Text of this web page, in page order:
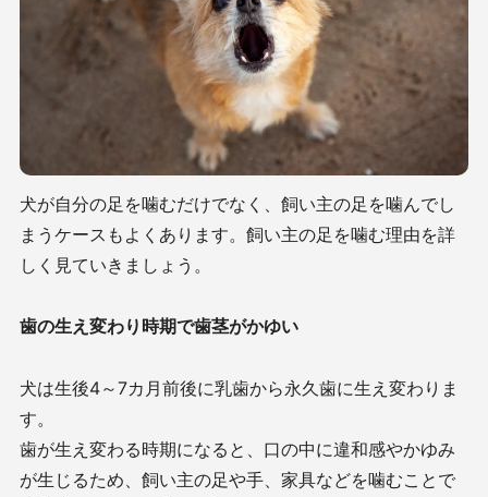
犬が自分の足を噛むだけでなく、飼い主の足を噛んでし
まうケースもよくあります。飼い主の足を噛む理由を詳
しく見ていきましょう。
歯の生え変わり時期で歯茎がかゆい
犬は生後4～7カ月前後に乳歯から永久歯に生え変わりま
す。
歯が生え変わる時期になると、口の中に違和感やかゆみ
が生じるため、飼い主の足や手、家具などを噛むことで